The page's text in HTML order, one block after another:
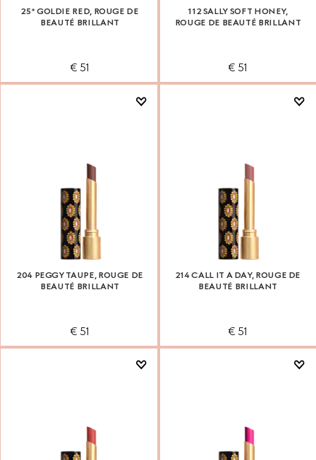
25* GOLDIE RED, ROUGE DE
BEAUTÉ BRILLANT
€ 51
112 SALLY SOFT HONEY,
ROUGE DE BEAUTÉ BRILLANT
€ 51
204 PEGGY TAUPE, ROUGE DE
BEAUTÉ BRILLANT
€ 51
214 CALL IT A DAY, ROUGE DE
BEAUTÉ BRILLANT
€ 51